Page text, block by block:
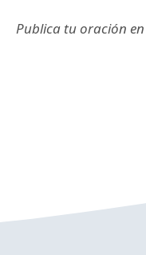
Publica tu oración